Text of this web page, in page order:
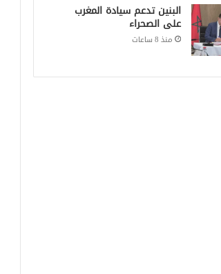
البنين تدعم سيادة المغرب
على الصحراء
منذ 8 ساعات